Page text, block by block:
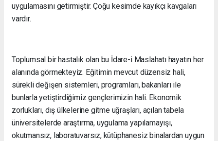
uygulamasını getirmiştir. Çoğu kesimde kayıkçı kavgaları
vardır.
Toplumsal bir hastalık olan bu İdare-i Maslahatı hayatın her
alanında görmekteyiz. Eğitimin mevcut düzensiz hali,
sürekli değişen sistemleri, programları, bakanları ile
bunlarla yetiştirdiğimiz gençlerimizin hali. Ekonomik
zorlukları, dış ülkelerine gitme uğraşları, açılan tabela
üniversitelerde araştırma, uygulama yapılamayışı,
okutmansız, laboratuvarsız, kütüphanesiz binalardan uygun